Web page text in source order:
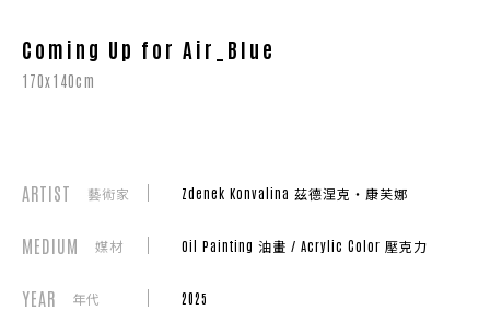
Coming Up for Air_Blue
170x140cm
ARTIST 藝術家 Zdenek Konvalina 茲德涅克・康芙娜
MEDIUM 媒材 Oil Painting 油畫 / Acrylic Color 壓克力
YEAR 年代 2025